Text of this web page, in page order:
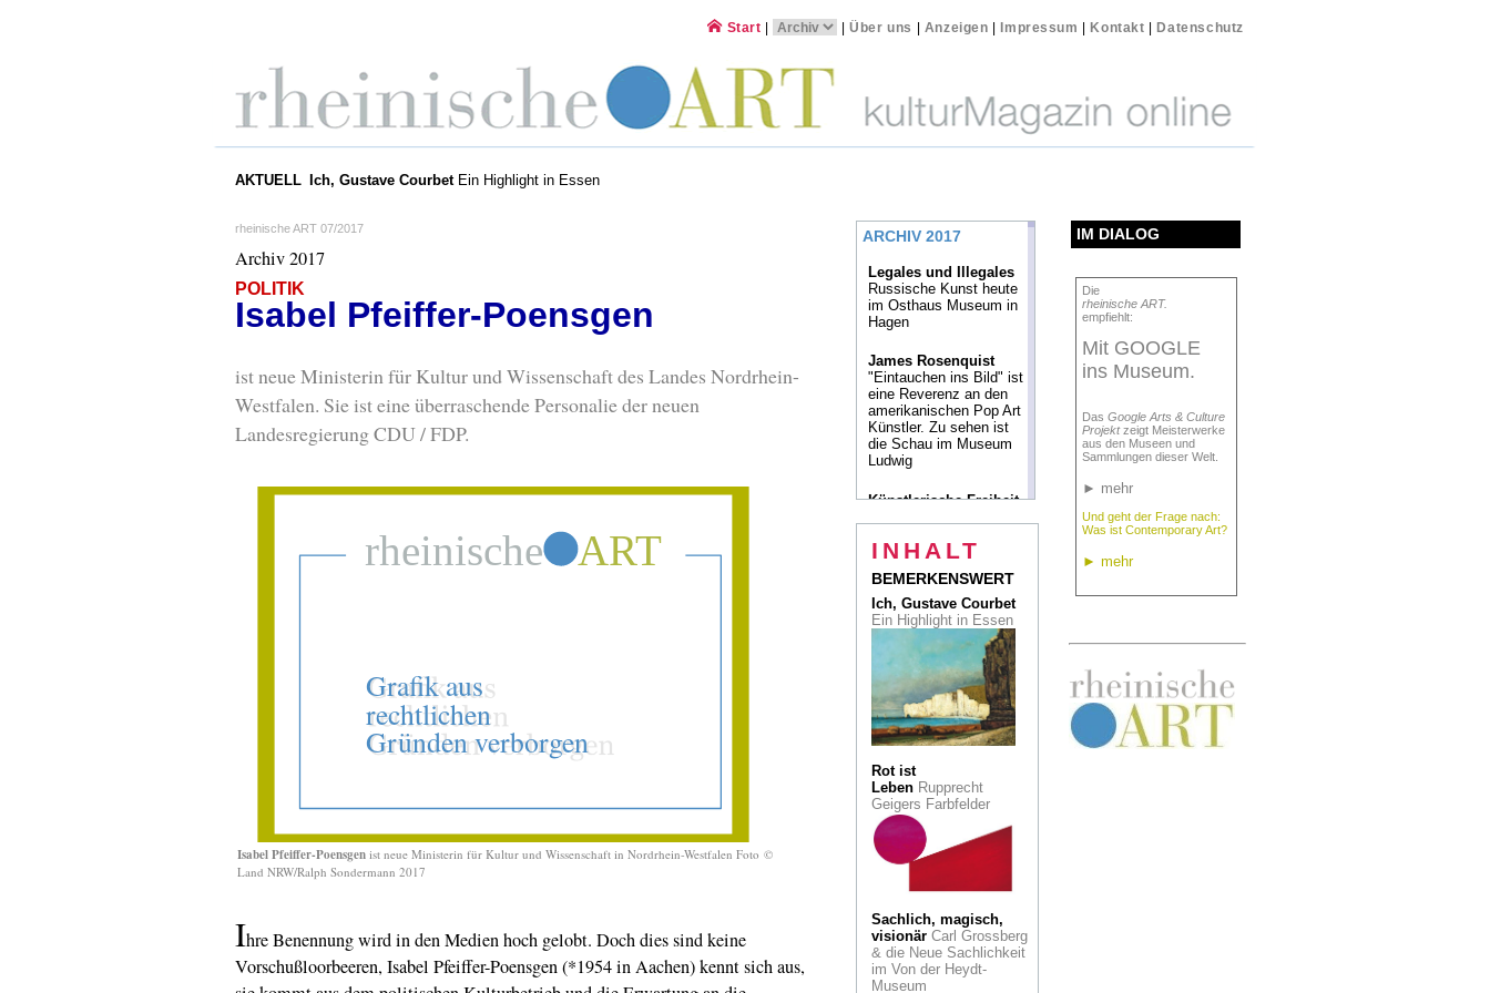
Start |Über uns Anzeigen Impressum Kontakt Datenschutz
AKTUELL Ich, Gustave CourbetEin Highlight in Essen
rheinische ART 07/2017
Archiv 2017
POLITIK
Isabel Pfeiffer-Poensgen
ist neue Ministerin für Kultur und Wissenschaft des Landes Nordrhein-
Westfalen. Sie ist eine überraschende Personalie der neuen
Landesregierung CDU / FDP.
Isabel Pfeiffer-Poensgen ist neue Ministerin für Kultur und Wissenschaft in Nordrhein-Westfalen Foto ©
Land NRW/Ralph Sondermann 2017
Ihre Benennung wird in den Medien hoch gelobt. Doch dies sind keine
Vorschußloorbeeren, Isabel Pfeiffer-Poensgen (*1954 in Aachen) kennt sich aus,
IM DIALOG
Die
rheinische ART.
empfiehlt:
Mit GOOGLE
ins Museum.
Das Google Arts & Culture
Projektzeigt Meisterwerke
aus den Museen und
Sammlungen dieser Welt.
► mehr
Und geht der Frage nach:
Was ist Contemporary Art?
► mehr
ARCHIV 2017
Legales und Illegales
Russische Kunst heute
im Osthaus Museum in
Hagen
James Rosenquist
"Eintauchen ins Bild" ist
eine Reverenz an den
amerikanischen Pop Art
Künstler. Zu sehen ist
die Schau im Museum
Ludwig
Künstlerische Freiheit
Portrait. Eine Schau im
Neuss
Geliebt. Gebraucht.
Die
Deutschen und ihre
Autos im Bonner Haus
der Geschichte
Gefeiert & verspottet
Französische
Salonmaler und
Erneuerer im Züricher
Kunsthaus
So geht
Kunst!
Grayson Perry
liefert mit diesem Buch
die große Frage: "Was
ist Kunst?"
Größe und
INHALT
BEMERKENSWERT
Ich, Gustave Courbet
Ein Highlight in Essen
Rot ist
LebenRupprecht
Geigers Farbfelder
Sachlich, magisch,
visionärCarl Grossberg
& die Neue Sachlichkeit
im Von der Heydt-
Museum